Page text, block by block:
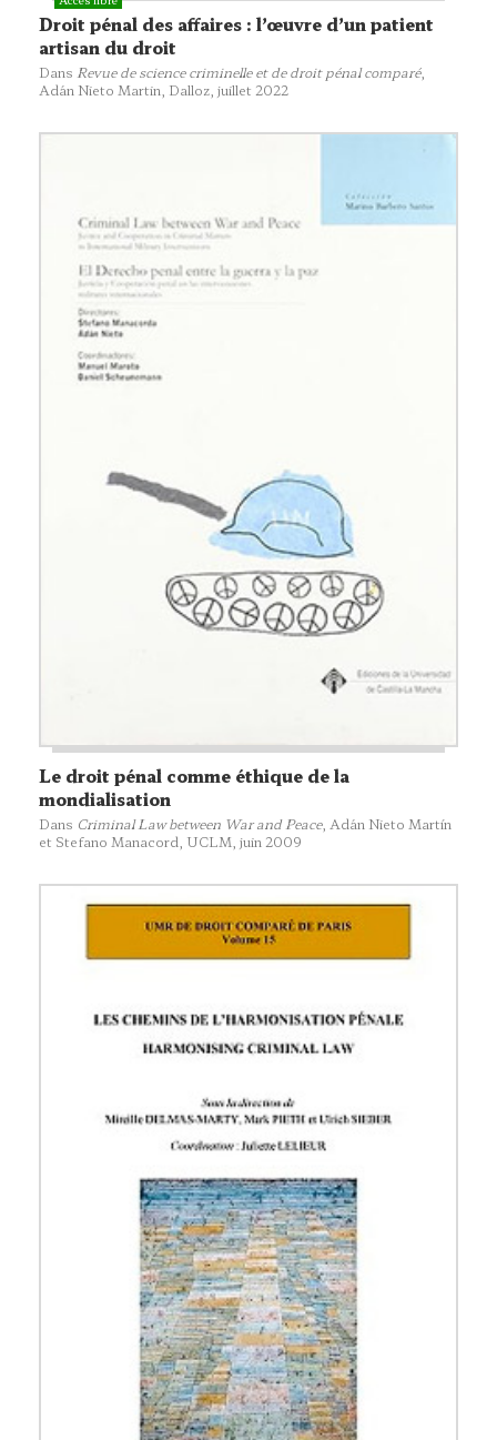
Droit pénal des affaires : l’œuvre d’un patient
artisan du droit
Dans Revue de science criminelle et de droit pénal comparé,
Adán Nieto Martin, Dalloz, juillet 2022
Le droit pénal comme éthique de la
mondialisation
Dans Criminal Law between War and Peace, Adán Nieto Martín
et Stefano Manacord, UCLM , juin 2009